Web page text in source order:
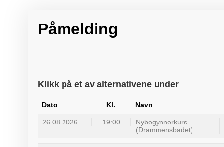
Påmelding
Klikk på et av alternativene under
Dato Kl. Navn
26.08.2026 19:00
Nybegynnerkurs
(Drammensbadet)